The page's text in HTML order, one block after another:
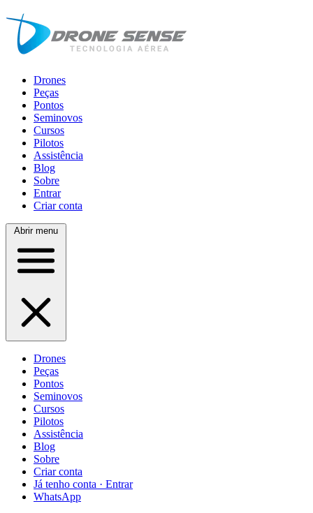
Drones
Peças
Pontos
Seminovos
Cursos
Pilotos
Assistência
Blog
Sobre
Entrar
Criar conta
Abrir menu
Drones
Peças
Pontos
Seminovos
Cursos
Pilotos
Assistência
Blog
Sobre
Criar conta
Já tenho conta · Entrar
WhatsApp